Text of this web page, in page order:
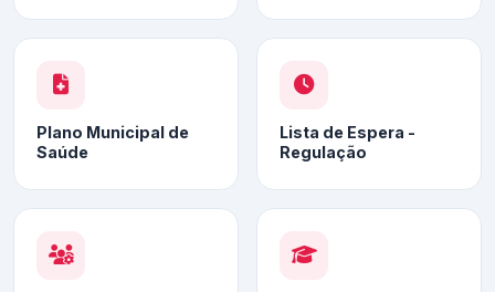
Plano Municipal de
Saúde
Lista de Espera -
Regulação